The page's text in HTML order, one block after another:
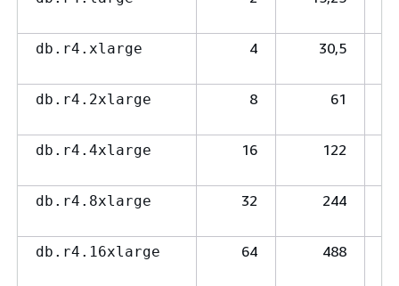
db.r4.xlarge 4 30,5
db.r4.2xlarge 8 61
db.r4.4xlarge 16 122
db.r4.8xlarge 32 244
db.r4.16xlarge 64 488